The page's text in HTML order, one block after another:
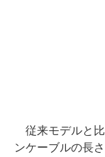
従来モデルと比
ンケーブルの長